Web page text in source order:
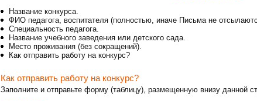
Название конкурса.
ФИО педагога, воспитателя (полностью, иначе Письма не
Специальность педагога.
Название учебного заведения или детского сада.
Место проживания (без сокращений).
Как отправить работу на конкурс?
Как отправить работу на конкурс?
Заполните и отправьте форму (таблицу), размещенную внизу данной